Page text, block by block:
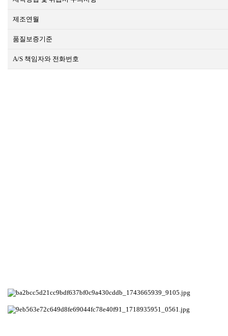
제조연월
품질보증기준
A/S 책임자와 전화번호